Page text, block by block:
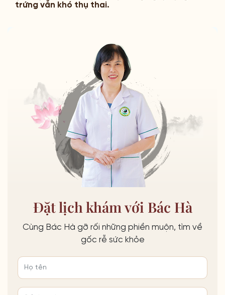
trứng vẫn khó thụ thai.
Đặt lịch khám với Bác Hà
Cùng Bác Hà gỡ rối những phiền muộn, tìm về
gốc rễ sức khỏe